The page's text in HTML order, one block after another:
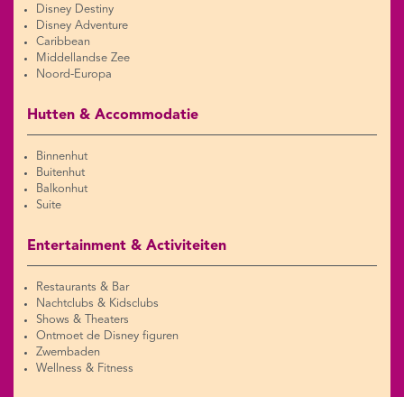
Disney Destiny
Disney Adventure
Caribbean
Middellandse Zee
Noord-Europa
Hutten & Accommodatie
Binnenhut
Buitenhut
Balkonhut
Suite
Entertainment & Activiteiten
Restaurants & Bar
Nachtclubs & Kidsclubs
Shows & Theaters
Ontmoet de Disney figuren
Zwembaden
Wellness & Fitness